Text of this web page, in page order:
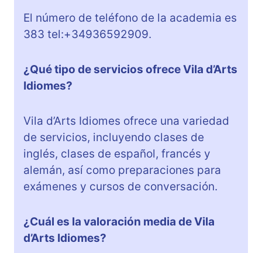
El número de teléfono de la academia es
383 tel:+34936592909.
¿Qué tipo de servicios ofrece Vila d’Arts
Idiomes?
Vila d’Arts Idiomes ofrece una variedad
de servicios, incluyendo clases de
inglés, clases de español, francés y
alemán, así como preparaciones para
exámenes y cursos de conversación.
¿Cuál es la valoración media de Vila
d’Arts Idiomes?